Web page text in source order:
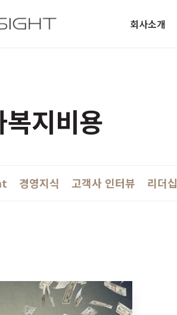
티피아이 인사이트회사소개
지비용
경영지식 고객사 인터뷰 리더십